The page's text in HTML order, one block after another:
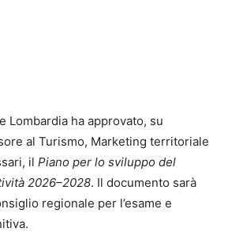
Lombardia ha approvato, su
al Turismo, Marketing territoriale
il Piano per lo sviluppo del
2026–2028. Il documento sarà
regionale per l’esame e